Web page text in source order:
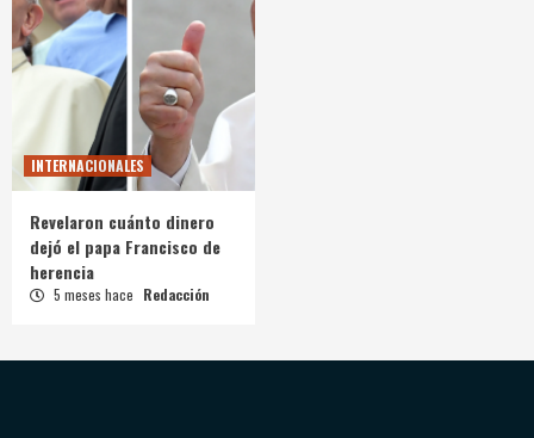
INTERNACIONALES
Revelaron cuánto dinero
dejó el papa Francisco de
herencia
5 meses hace Redacción